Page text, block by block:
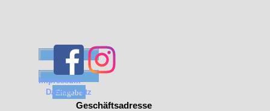
Geschäftsadresse
Benutzername:
Passwort:
Impressum
Datenschutz